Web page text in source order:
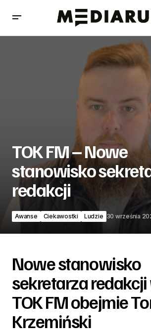
TOK FM – Nowe stanowisko
TOK FM – Nowe
stanowisko
redakcji
Awanse Ciekawostki Ludzie 30 września
Nowe stanowisko
sekretarza redakcji
TOK FM obejmie
Krzemiński